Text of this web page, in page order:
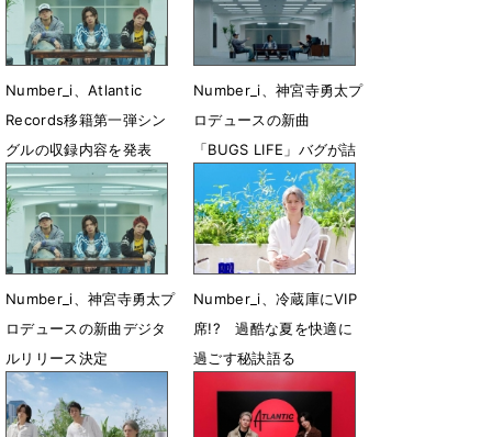
Number_i、Atlantic
Records移籍第一弾シン
グルの収録内容を発表
7月22日 21時15分
Number_i、神宮寺勇太プ
ロデュースの新曲
「BUGS LIFE」バグが詰
まったMV公開
7月13日 08時00分
Number_i、神宮寺勇太プ
ロデュースの新曲デジタ
ルリリース決定
7月5日 22時44分
Number_i、冷蔵庫にVIP
席!? 過酷な夏を快適に
過ごす秘訣語る
6月23日 16時00分